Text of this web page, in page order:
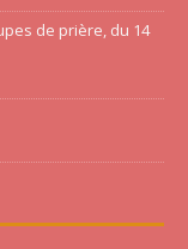
de prière, du 14